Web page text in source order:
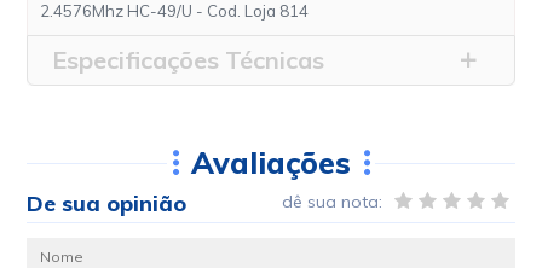
2.4576Mhz HC-49/U - Cod. Loja 814
Especificações Técnicas
Avaliações
De sua opinião dê sua nota: